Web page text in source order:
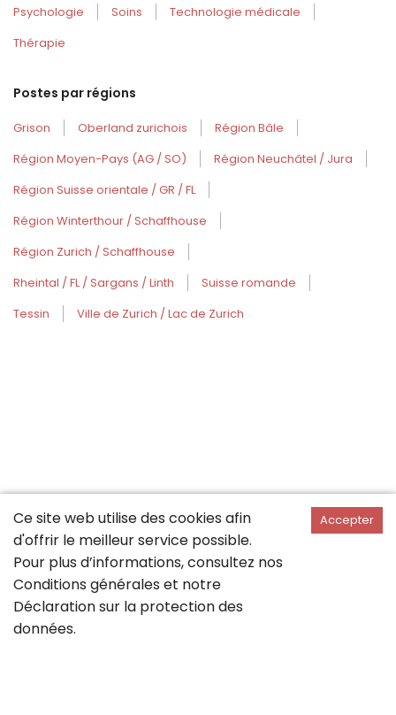
Psychologie
Soins
Technologie médicale
Thérapie
Postes par régions
Grison Oberland zurichois
Région Bâle
Région Moyen-Pays (AG / SO)
Région Neuchâtel / Jura
Région Suisse orientale / GR / FL
Région Winterthour / Schaffhouse
Région Zurich / Schaffhouse
Rheintal / FL / Sargans / Linth
Suisse romande
Tessin
Ville de Zurich / Lac de Zurich
Ce site web utilise des cookies afin
d'offrir le meilleur service possible.
Pour plus d’informations, consultez nos
Conditions générales et notre
Déclaration sur la protection des
données.
Accepter